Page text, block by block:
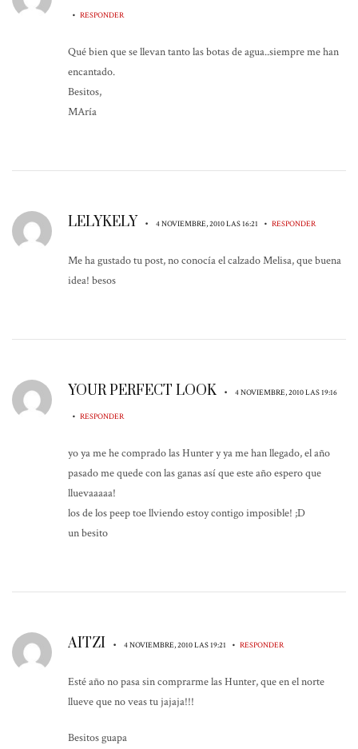
• RESPONDER
Qué bien que se llevan tanto las botas de agua..siempre me han
encantado.
Besitos,
MAría
LELYKELY • 4 NOVIEMBRE, 2010 LAS 16:21 • RESPONDER
Me ha gustado tu post, no conocía el calzado Melisa, que buena
idea! besos
YOUR PERFECT LOOK • 4 NOVIEMBRE, 2010 LAS 19:16
• RESPONDER
yo ya me he comprado las Hunter y ya me han llegado, el año
pasado me quede con las ganas así que este año espero que
lluevaaaaa!
los de los peep toe llviendo estoy contigo imposible! ;D
un besito
AITZI • 4 NOVIEMBRE, 2010 LAS 19:21 • RESPONDER
Esté año no pasa sin comprarme las Hunter, que en el norte
llueve que no veas tu jajaja!!!
Besitos guapa